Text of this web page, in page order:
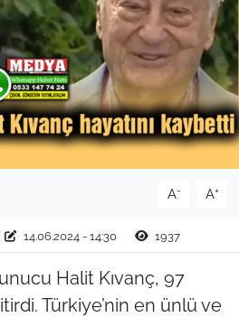
A- A+
14.06.2024 - 14:30 1937
Halit Kıvanç, 97
Türkiye’nin en ünlü ve